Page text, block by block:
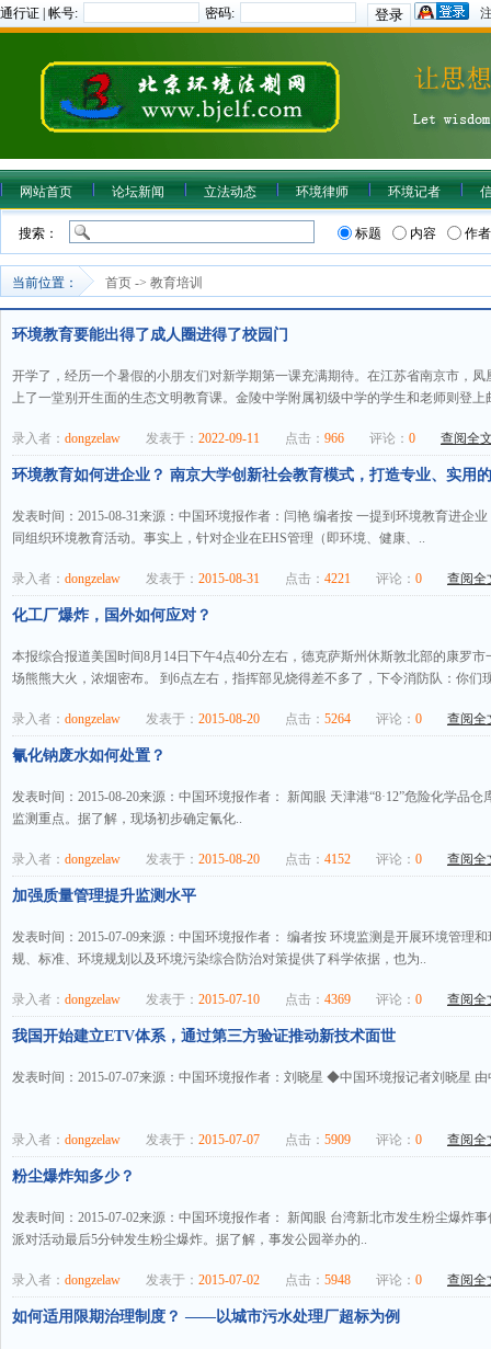
通行证 | 帐号: 密码:
网站首页 论坛新闻 立法动态 环境律师 环境记者
搜索： 标题 内容 作者
当前位置： 首页 -> 教育培训
环境教育要能出得了成人圈进得了校园门
开学了，经历一个暑假的小朋友们对新学期第一课充满期待。在江苏省南京市，
上了一堂别开生面的生态文明教育课。金陵中学附属初级中学的学生和老师则登上
录入者： dongzelaw 发表于： 2022-09-11 点击： 966 评论： 0 查阅全
环境教育如何进企业？ 南京大学创新社会教育模式，打造专业、实用
发表时间：2015-08-31来源：中国环境报作者：闫艳 编者按 一提到环境教育进企
同组织环境教育活动。事实上，针对企业在EHS管理（即环境、健康、..
录入者： dongzelaw 发表于： 2015-08-31 点击： 4221 评论： 0 查阅全
化工厂爆炸，国外如何应对？
本报综合报道美国时间8月14日下午4点40分左右，德克萨斯州休斯敦北部的康罗
场熊熊大火，浓烟密布。 到6点左右，指挥部见烧得差不多了，下令消防队：你们
录入者： dongzelaw 发表于： 2015-08-20 点击： 5264 评论： 0 查阅全
氰化钠废水如何处置？
发表时间：2015-08-20来源：中国环境报作者： 新闻眼 天津港“8·12”危险化学品
监测重点。据了解，现场初步确定氰化..
录入者： dongzelaw 发表于： 2015-08-20 点击： 4152 评论： 0 查阅全
加强质量管理提升监测水平
发表时间：2015-07-09来源：中国环境报作者： 编者按 环境监测是开展环境管理
规、标准、环境规划以及环境污染综合防治对策提供了科学依据，也为..
录入者： dongzelaw 发表于： 2015-07-10 点击： 4369 评论： 0 查阅全
我国开始建立ETV体系，通过第三方验证推动新技术面世
发表时间：2015-07-07来源：中国环境报作者：刘晓星 ◆中国环境报记者刘晓星
录入者： dongzelaw 发表于： 2015-07-07 点击： 5909 评论： 0 查阅全
粉尘爆炸知多少？
发表时间：2015-07-02来源：中国环境报作者： 新闻眼 台湾新北市发生粉尘爆炸
派对活动最后5分钟发生粉尘爆炸。据了解，事发公园举办的..
录入者： dongzelaw 发表于： 2015-07-02 点击： 5948 评论： 0 查阅全
如何适用限期治理制度？ ——以城市污水处理厂超标为例